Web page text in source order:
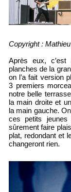
Copyright :
Après eux,
planches de la
on l’a fait version
3 premiers
notre belle
la main droite et
la main gauche.
ces petits
sûrement faire
plat, redondant et
changeront rien.